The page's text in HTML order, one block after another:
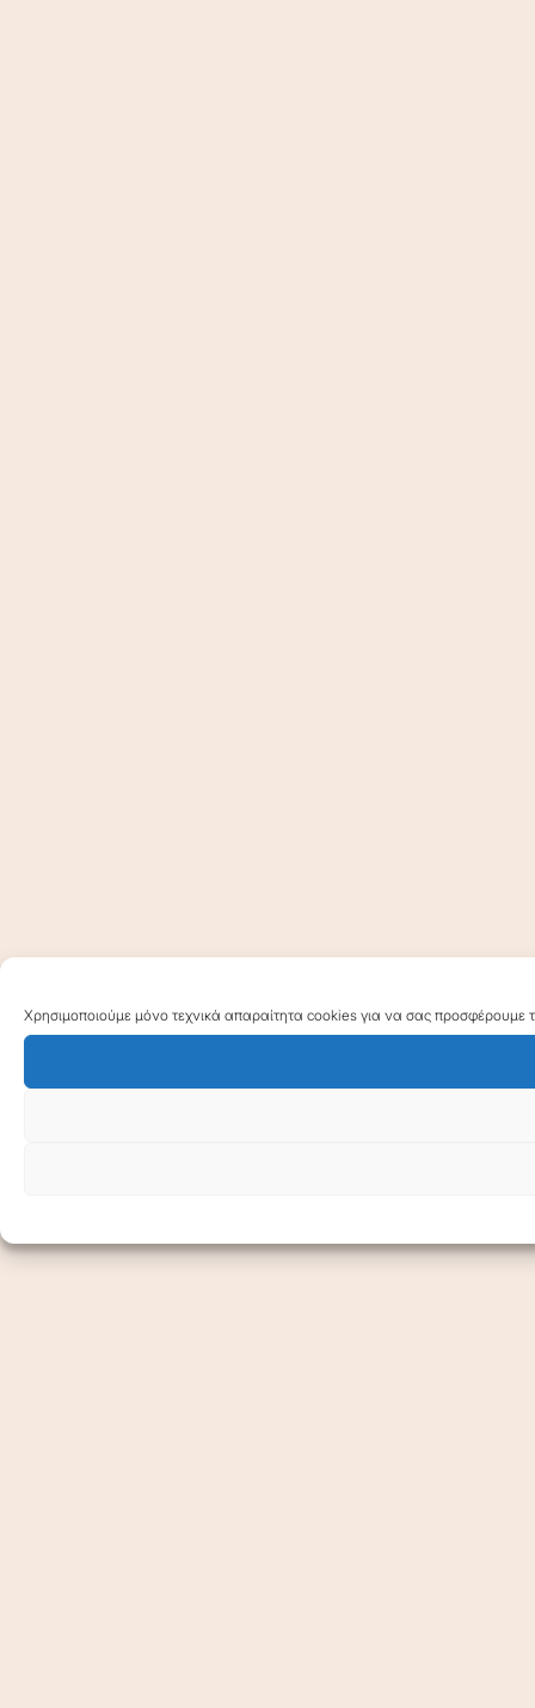
Χρησιμοποιούμε μόνο τεχνικά απαραίτητα cookies για να σας προσφέρουμε